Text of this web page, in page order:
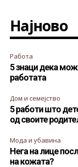
Најново
Работа
5 знаци дека
работата
Дом и семејство
5 работи што
од своите
Мода и убавина
Нега на лице
на кожата?